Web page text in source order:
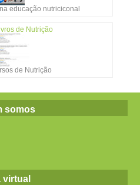
educação nutriciconal
de Nutrição
de Nutrição
somos
virtual